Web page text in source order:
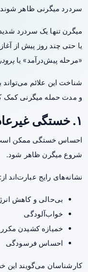
سردرد میگرنی ظاهر
میگرن تنها یک سردرد
یا حتی چند روز پیش از
«مرحله پیش‌درآمد» یا
شناخت این علائم
و مدت حمله میگرنی کمک
۱. خستگی غیرعادی
احساس خستگی ممکن است
شروع میگرن ظاهر شود.
نشانه‌های رایج عبارت‌اند از:
بی‌حالی و کاهش
خواب‌آلودگی
خمیازه کشیدن مکرر
احساس فرسودگی
کارشناسان می‌گویند این